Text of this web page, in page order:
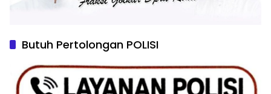
Butuh Pertolongan POLISI